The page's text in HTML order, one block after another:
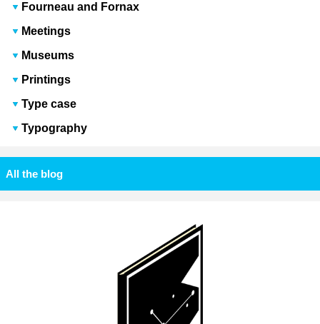
Fourneau and Fornax
Meetings
Museums
Printings
Type case
Typography
All the blog